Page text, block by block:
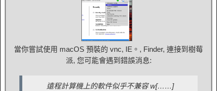
當你嘗試使用 macOS 預裝的 vnc, IE。, Finder, 連接到樹莓
派, 您可能會遇到錯誤消息:
遠程計算機上的軟件似乎不兼容 w[……]